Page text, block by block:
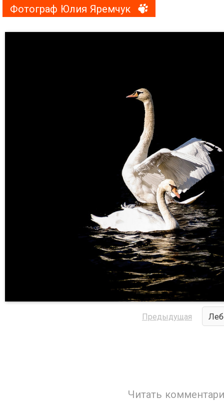
Фотограф Юлия Яремчук
Предыдущая
Читать